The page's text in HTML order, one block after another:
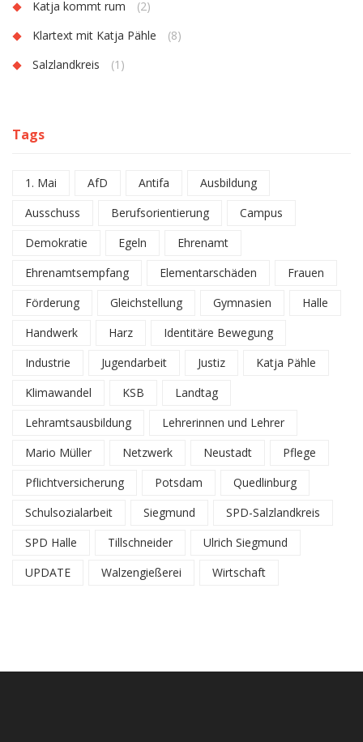
Katja kommt rum
(2)
Klartext mit Katja Pähle
(8)
Salzlandkreis
(1)
Tags
1. Mai AfD Antifa
Ausbildung
Ausschuss
Berufsorientierung
Campus
Demokratie
Egeln
Ehrenamt
Ehrenamtsempfang
Elementarschäden
Frauen
Förderung
Gleichstellung Gymnasien
Halle
Handwerk
Harz
Identitäre Bewegung
Industrie
Jugendarbeit Justiz
Katja Pähle
Klimawandel
KSB
Landtag
Lehramtsausbildung
Lehrerinnen und Lehrer
Mario Müller
Netzwerk Neustadt
Pflege
Pflichtversicherung
Potsdam
Quedlinburg
Schulsozialarbeit
Siegmund
SPD-Salzlandkreis
SPD Halle
Tillschneider
Ulrich Siegmund
UPDATE
Walzengießerei Wirtschaft